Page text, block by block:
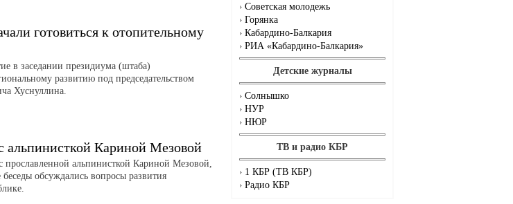
Советская молодежь
Горянка
Кабардино-Балкария
РИА «Кабардино-Балкария»
Детские журналы
Солнышко
НУР
НЮР
ТВ и радио КБР
1 КБР (ТВ КБР)
Радио КБР
готовиться к отопительному
в заседании президиума (штаба)
развитию под председательством
Хуснуллина.
альпинисткой Кариной Мезовой
прославленной альпинисткой Кариной Мезовой,
обсуждались вопросы развития